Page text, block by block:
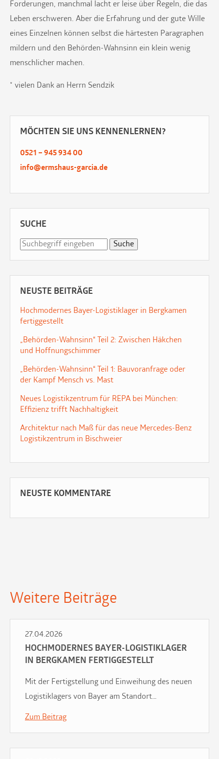
Forderungen, manchmal lacht er leise über Regeln, die das
Leben erschweren. Aber die Erfahrung und der gute Wille
eines Einzelnen können selbst die härtesten Paragraphen
mildern und den Behörden-Wahnsinn ein klein wenig
menschlicher machen.
* vielen Dank an Herrn Sendzik
MÖCHTEN SIE UNS KENNENLERNEN?
0521 – 945 934 00
info@ermshaus-garcia.de
SUCHE
NEUSTE BEITRÄGE
Hochmodernes Bayer-Logistiklager in Bergkamen
fertiggestellt
„Behörden-Wahnsinn“ Teil 2: Zwischen Häkchen
und Hoffnungschimmer
„Behörden-Wahnsinn“ Teil 1: Bauvoranfrage oder
der Kampf Mensch vs. Mast
Neues Logistikzentrum für REPA bei München:
Effizienz trifft Nachhaltigkeit
Architektur nach Maß für das neue Mercedes-Benz
Logistikzentrum in Bischweier
NEUSTE KOMMENTARE
Weitere Beiträge
27.04.2026
HOCHMODERNES BAYER-LOGISTIKLAGER
IN BERGKAMEN FERTIGGESTELLT
Mit der Fertigstellung und Einweihung des neuen
Logistiklagers von Bayer am Standort…
Zum Beitrag